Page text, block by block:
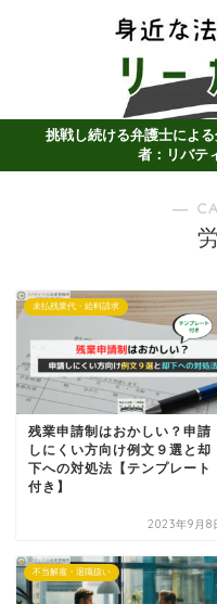
挑戦し続ける弁護士によ
者：リバテ
―
未払残業代・給料請求
残業申請制はおかしい？申請
しにくい方向け例文９選と却
下への対処法【テンプレート
付き】
2023年9月8
不当解雇・退職扱い